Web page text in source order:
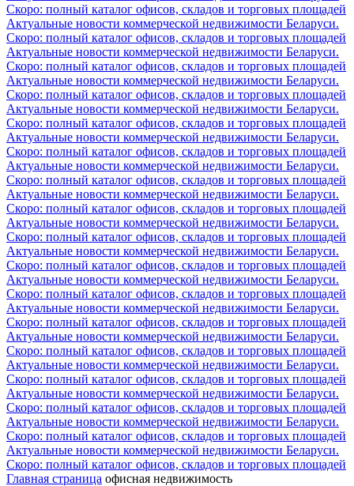
Скоро: полный каталог офисов, складов и торговых площадей
Актуальные новости коммерческой недвижимости Беларуси.
Скоро: полный каталог офисов, складов и торговых площадей
Актуальные новости коммерческой недвижимости Беларуси.
Скоро: полный каталог офисов, складов и торговых площадей
Актуальные новости коммерческой недвижимости Беларуси.
Скоро: полный каталог офисов, складов и торговых площадей
Актуальные новости коммерческой недвижимости Беларуси.
Скоро: полный каталог офисов, складов и торговых площадей
Актуальные новости коммерческой недвижимости Беларуси.
Скоро: полный каталог офисов, складов и торговых площадей
Актуальные новости коммерческой недвижимости Беларуси.
Скоро: полный каталог офисов, складов и торговых площадей
Актуальные новости коммерческой недвижимости Беларуси.
Скоро: полный каталог офисов, складов и торговых площадей
Актуальные новости коммерческой недвижимости Беларуси.
Скоро: полный каталог офисов, складов и торговых площадей
Актуальные новости коммерческой недвижимости Беларуси.
Скоро: полный каталог офисов, складов и торговых площадей
Актуальные новости коммерческой недвижимости Беларуси.
Скоро: полный каталог офисов, складов и торговых площадей
Актуальные новости коммерческой недвижимости Беларуси.
Скоро: полный каталог офисов, складов и торговых площадей
Актуальные новости коммерческой недвижимости Беларуси.
Скоро: полный каталог офисов, складов и торговых площадей
Актуальные новости коммерческой недвижимости Беларуси.
Скоро: полный каталог офисов, складов и торговых площадей
Актуальные новости коммерческой недвижимости Беларуси.
Скоро: полный каталог офисов, складов и торговых площадей
Актуальные новости коммерческой недвижимости Беларуси.
Скоро: полный каталог офисов, складов и торговых площадей
Актуальные новости коммерческой недвижимости Беларуси.
Скоро: полный каталог офисов, складов и торговых площадей
Главная страница офисная недвижимость